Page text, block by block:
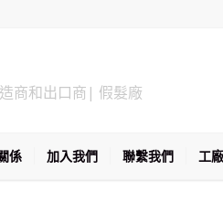
係 加入我們 聯繫我們 工